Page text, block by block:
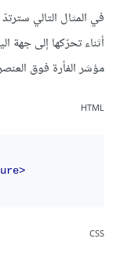
في المثال التالي
أثناء تحرّكها إلى جهة
مؤشر الفأرة فوق
HTML
>
CSS